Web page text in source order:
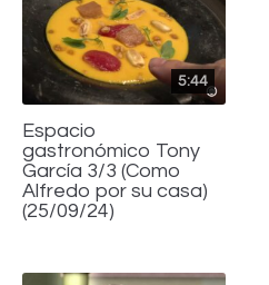
5:44
Espacio
gastronómico Tony
García 3/3 (Como
Alfredo por su casa)
(25/09/24)